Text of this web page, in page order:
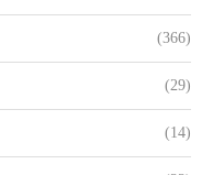
(366)
(29)
(14)